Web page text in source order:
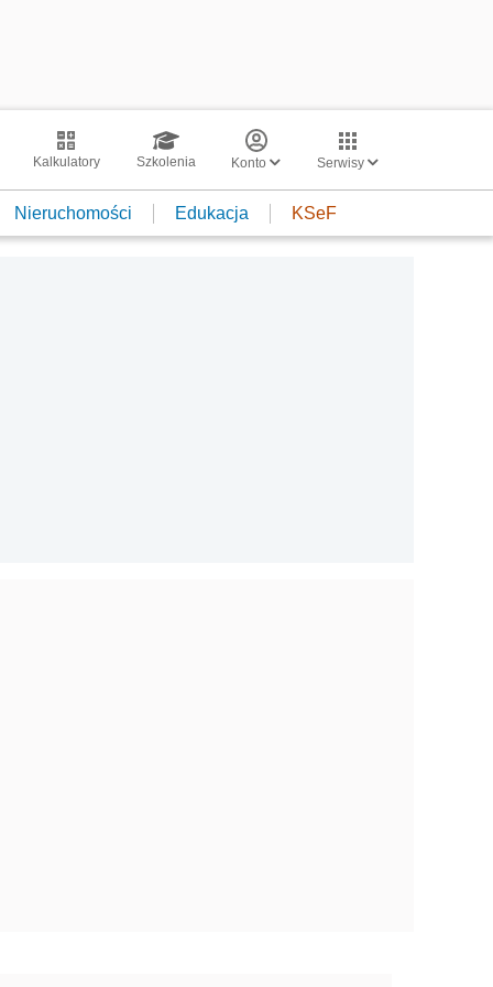
Kalkulatory Szkolenia Konto Serwisy
Nieruchomości Edukacja KSeF